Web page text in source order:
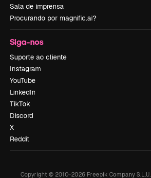
Sala de imprensa
Procurando por magnific.ai?
Siga-nos
Suporte ao cliente
Instagram
YouTube
LinkedIn
TikTok
Discord
X
Reddit
Copyright © 2010-2026Freepik Company S.L.U.